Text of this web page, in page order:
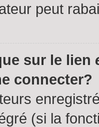
peut
sur le lien
connecter?
(si la